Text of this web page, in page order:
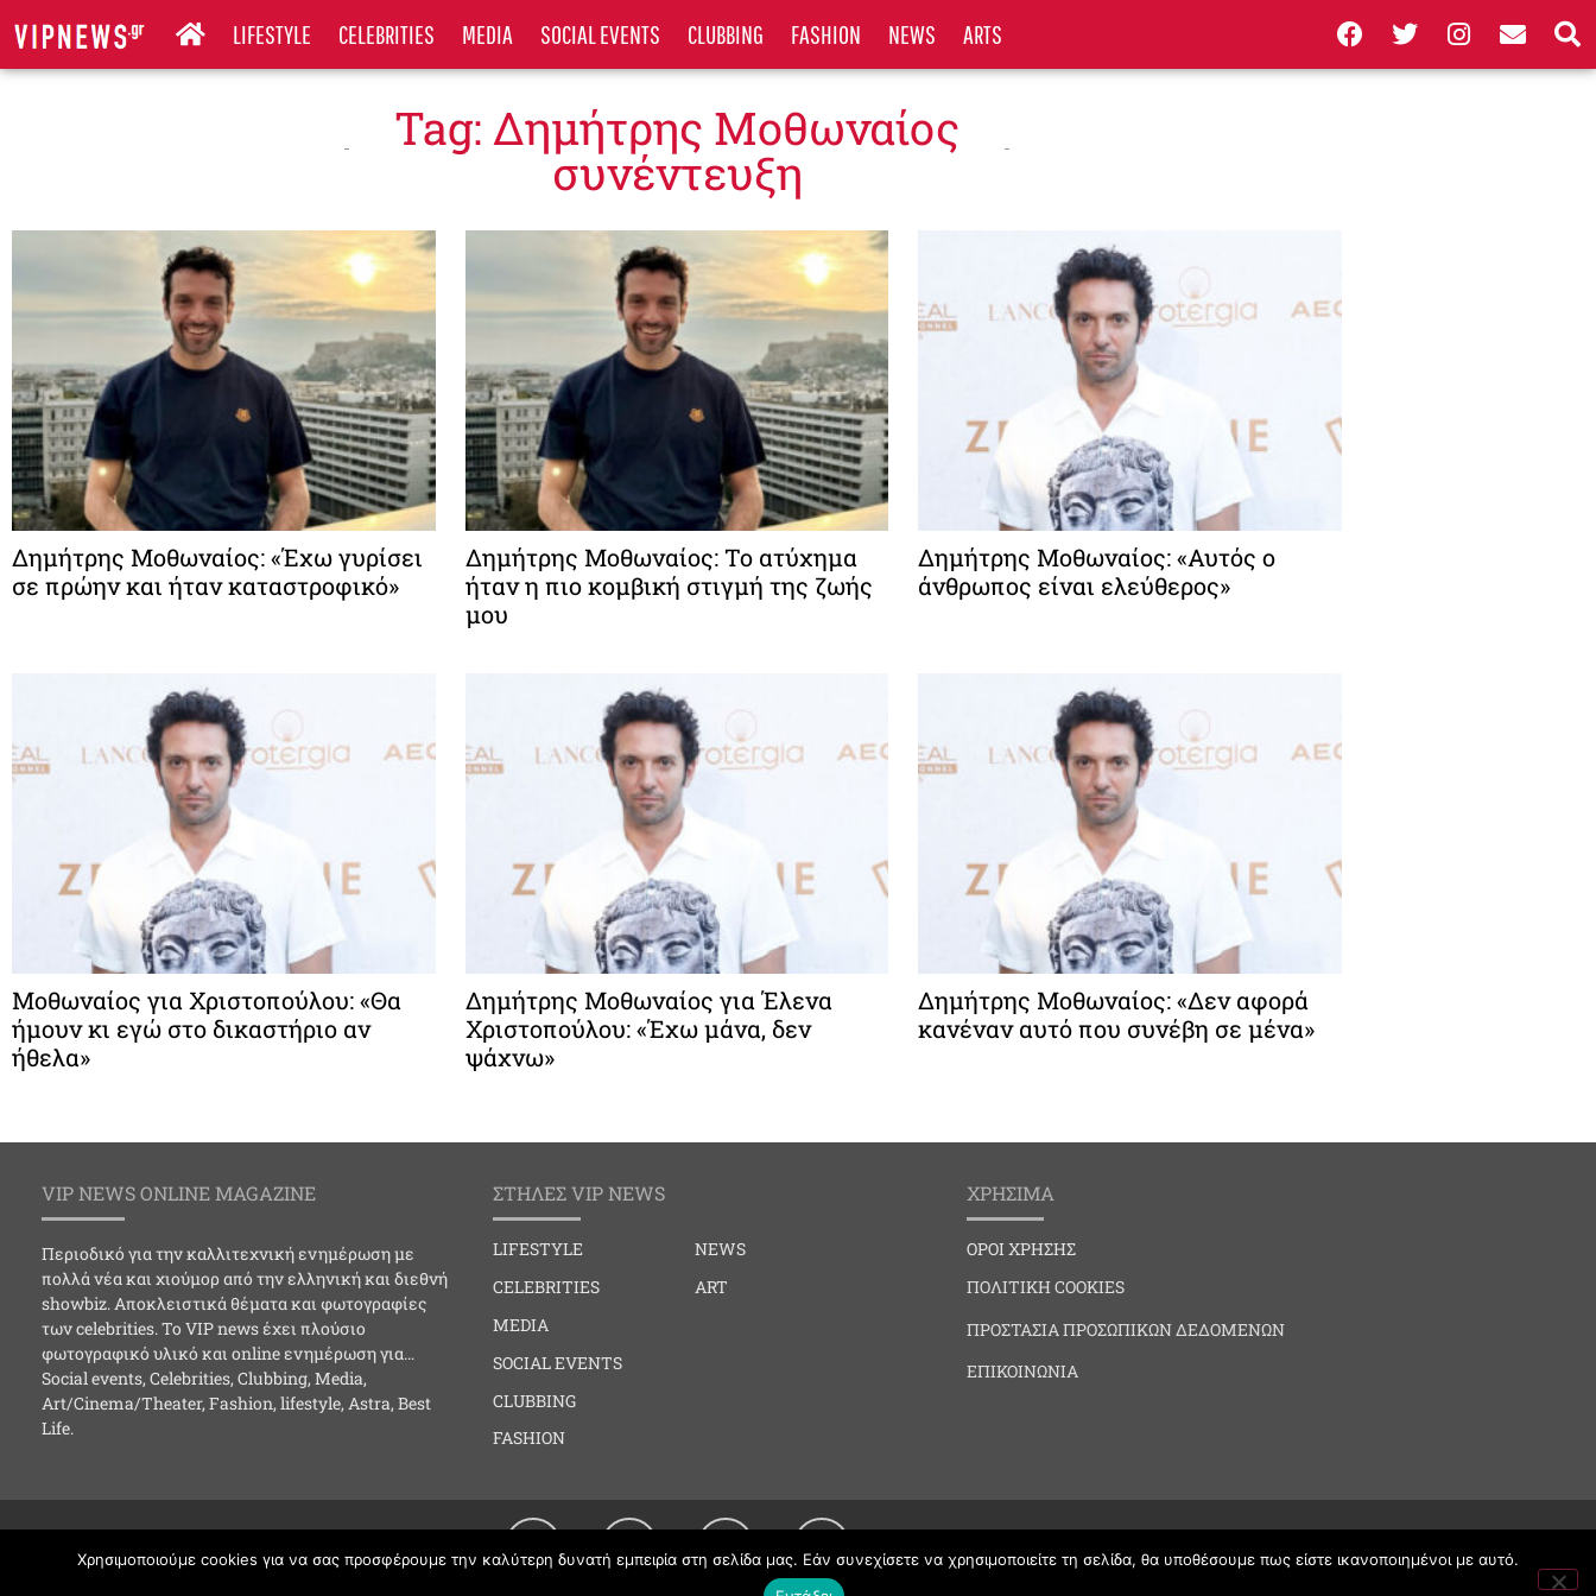
LIFESTYLE CELEBRITIES MEDIA SOCIAL EVENTS CLUBBING FASHION NEWS ARTS
Tag: Δημήτρης Μοθωναίος
συνέντευξη
Δημήτρης Μοθωναίος: «Έχω γυρίσει
σε πρώην και ήταν καταστροφικό»
Δημήτρης Μοθωναίος: Το ατύχημα
ήταν η πιο κομβική στιγμή της ζωής
μου
Δημήτρης Μοθωναίος: «Αυτός ο
άνθρωπος είναι ελεύθερος»
Μοθωναίος για Χριστοπούλου: «Θα
ήμουν κι εγώ στο δικαστήριο αν
ήθελα»
Δημήτρης Μοθωναίος για Έλενα
Χριστοπούλου: «Έχω μάνα, δεν
ψάχνω»
Δημήτρης Μοθωναίος: «Δεν αφορά
κανέναν αυτό που συνέβη σε μένα»
VIP NEWS ONLINE MAGAZINE
Περιοδικό για την καλλιτεχνική ενημέρωση με
πολλά νέα και χιούμορ από την ελληνική και διεθνή
showbiz. Αποκλειστικά θέματα και φωτογραφίες
των celebrities. Το VIP news έχει πλούσιο
φωτογραφικό υλικό και online ενημέρωση για…
Social events, Celebrities, Clubbing, Media,
Art/Cinema/Theater, Fashion, lifestyle, Astra, Best
Life.
ΣΤΗΛΕΣ VIP NEWS
LIFESTYLE
CELEBRITIES
MEDIA
SOCIAL EVENTS
CLUBBING
FASHION
NEWS
ART
ΧΡΗΣΙΜΑ
ΟΡΟΙ ΧΡΗΣΗΣ
ΠΟΛΙΤΙΚΗ COOKIES
ΠΡΟΣΤΑΣΙΑ ΠΡΟΣΩΠΙΚΩΝ ΔΕΔΟΜΕΝΩΝ
ΕΠΙΚΟΙΝΩΝΙΑ
Χρησιμοποιούμε cookies για να σας προσφέρουμε την καλύτερη δυνατή εμπειρία στη σελίδα μας. Εάν συνεχίσετε να χρησιμοποιείτε τη σελίδα, θα υποθέσουμε πως είστε ικανοποιημένοι με αυτό.